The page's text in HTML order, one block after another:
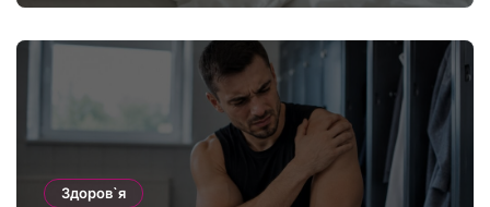
Здоров`я